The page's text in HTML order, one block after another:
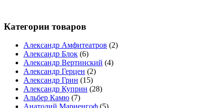
Категории товаров
Александр Амфитеатров (2)
Александр Блок (6)
Александр Вертинский (4)
Александр Герцен (2)
Александр Грин (15)
Александр Куприн (28)
Альбер Камю (7)